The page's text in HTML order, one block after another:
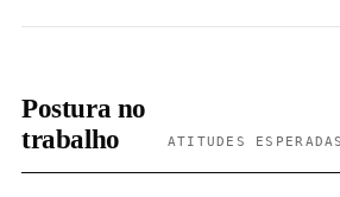
Postura no
trabalho
ATITUDES